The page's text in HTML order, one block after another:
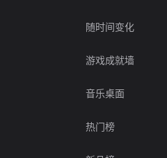
随时间变化
游戏成就墙
音乐桌面
热门榜